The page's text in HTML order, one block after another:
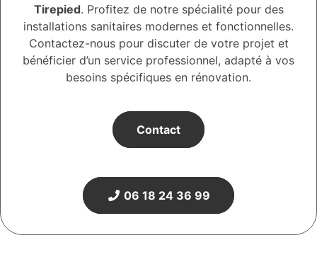
Tirepied. Profitez de notre spécialité pour des
installations sanitaires modernes et fonctionnelles.
Contactez-nous pour discuter de votre projet et
bénéficier d’un service professionnel, adapté à vos
besoins spécifiques en rénovation.
Contact
06 18 24 36 99